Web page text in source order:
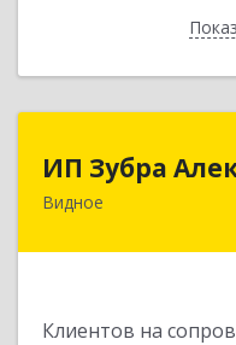
ИП Зубра
Видное
Клиентов на
ИП Зубра